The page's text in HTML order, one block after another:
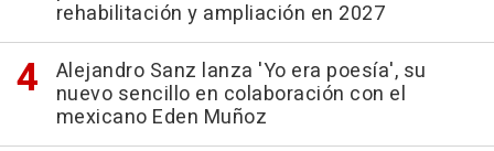
rehabilitación y ampliación en 2027
Alejandro Sanz lanza 'Yo era poesía', su
nuevo sencillo en colaboración con el
mexicano Eden Muñoz